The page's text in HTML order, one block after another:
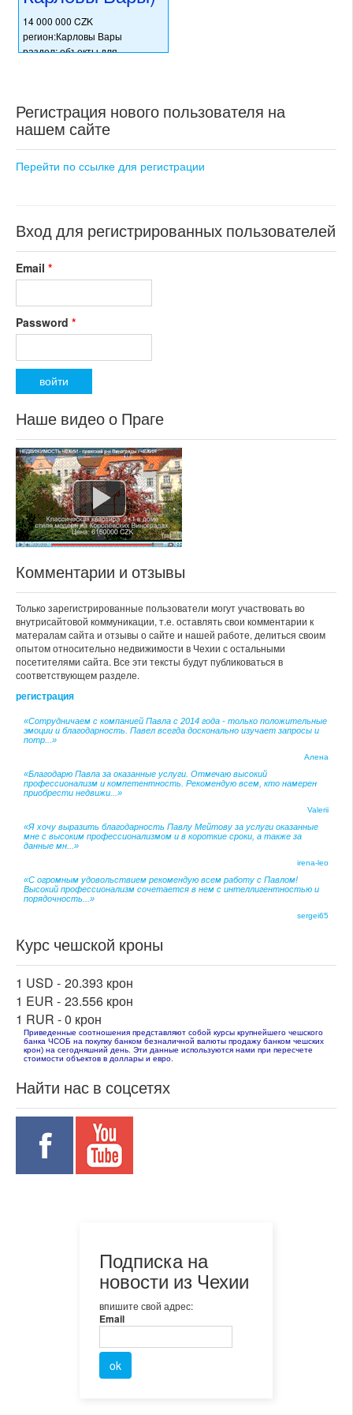
14 000 000 CZK
регион:Карловы Вары
раздел: объекты для
номер объекта:18266
Регистрация нового пользователя на
нашем сайте
Перейти по ссылке для регистрации
Вход для регистрированных пользователей
Email *
Password *
Наше видео о Праге
Комментарии и отзывы
Только зарегистрированные пользователи могут участвовать во
внутрисайтовой коммуникации, т.е. оставлять свои комментарии к
матералам сайта и отзывы о сайте и нашей работе, делиться своим
опытом относительно недвижимости в Чехии с остальными
посетителями сайта. Все эти тексты будут публиковаться в
соответствующем разделе.
регистрация
«Сотрудничаем с компанией Павла с 2014 года - только положительные
эмоции и благодарность. Павел всегда досконально изучает запросы и
потр...»
Алена
«Благодарю Павла за оказанные услуги. Отмечаю высокий
профессионализм и компетентность. Рекомендую всем, кто намерен
приобрести недвижи...»
Valerii
«Я хочу выразить благодарность Павлу Мейтову за услуги оказанные
мне с высоким профессионализмом и в короткие сроки, а также за
данные мн...»
irena-leo
«С огромным удовольствием рекомендую всем работу с Павлом!
Высокий профессионализм сочетается в нем с интеллигентностью и
порядочность...»
sergei65
Курс чешской кроны
1 USD - 20.393 крон
1 EUR - 23.556 крон
1 RUR -0 крон
Приведенные соотношения представляют собой курсы крупнейшего чешского
банка ЧСОБ на покупку банком безналичной валюты продажу банком чешских
крон) на сегодняшний день. Эти данные используются нами при пересчете
стоимости объектов в доллары и евро.
Найти нас в соцсетях
Подписка на
новости из Чехии
впишите свой адрес:
Email